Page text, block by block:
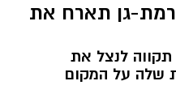
מכבי רמת-גן תארח את
לנצל את
שלה על המקום